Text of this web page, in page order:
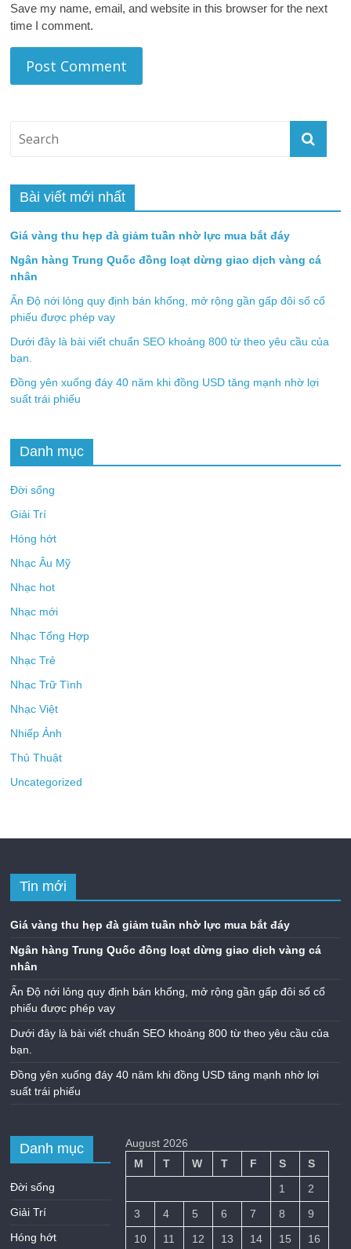
Save my name, email, and website in this browser for the next
time I comment.
Bài viết mới nhất
Giá vàng thu hẹp đà giảm tuần nhờ lực mua bắt đáy
Ngân hàng Trung Quốc đồng loạt dừng giao dịch vàng cá
nhân
Ấn Độ nới lỏng quy định bán khống, mở rộng gần gấp đôi số cổ
phiếu được phép vay
Dưới đây là bài viết chuẩn SEO khoảng 800 từ theo yêu cầu của
bạn.
Đồng yên xuống đáy 40 năm khi đồng USD tăng mạnh nhờ lợi
suất trái phiếu
Danh mục
Đời sống
Giải Trí
Hóng hớt
Nhạc Âu Mỹ
Nhạc hot
Nhạc mới
Nhạc Tổng Hợp
Nhạc Trẻ
Nhạc Trữ Tình
Nhạc Việt
Nhiếp Ảnh
Thủ Thuật
Uncategorized
Tin mới
Giá vàng thu hẹp đà giảm tuần nhờ lực mua bắt đáy
Ngân hàng Trung Quốc đồng loạt dừng giao dịch vàng cá
nhân
Ấn Độ nới lỏng quy định bán khống, mở rộng gần gấp đôi số cổ
phiếu được phép vay
Dưới đây là bài viết chuẩn SEO khoảng 800 từ theo yêu cầu của
bạn.
Đồng yên xuống đáy 40 năm khi đồng USD tăng mạnh nhờ lợi
suất trái phiếu
Danh mục
Đời sống
Giải Trí
Hóng hớt
August 2026
M
T W T F S
S
1
2
3
4 5 6 7 8
9
10
11 12 13 14 15 16